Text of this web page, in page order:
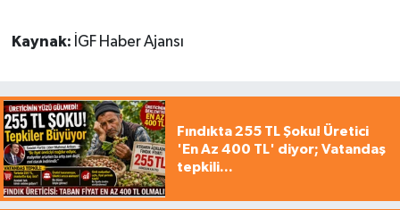
Kaynak: İGF Haber Ajansı
Fındıkta 255 TL Şoku! Üretici
'En Az 400 TL' diyor; Vatandaş
tepkili...